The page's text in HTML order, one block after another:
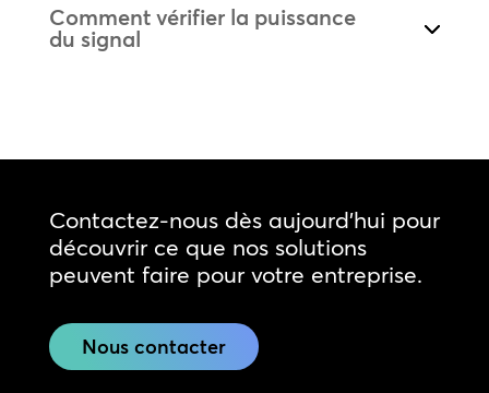
Comment vérifier la puissance
du signal
Contactez-nous dès aujourd'hui pour
découvrir ce que nos solutions
peuvent faire pour votre entreprise.
Nous contacter